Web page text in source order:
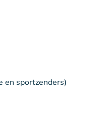
en sportzenders)